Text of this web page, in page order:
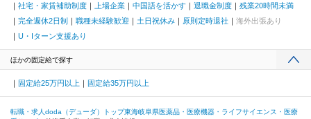
社宅・家賃補助制度
上場企業 中国語を活かす 退職金制度
残業20時間未満
完全週休2日制
職種未経験歓迎 土日祝休み 原則定時退社
海外出張あり
U・Iターン支援あり
ほかの固定給で探す
固定給25万円以上 固定給35万円以上
転職・求人doda（デューダ）トップ東海岐阜県医薬品・医療機器・ライフサイエンス・医療